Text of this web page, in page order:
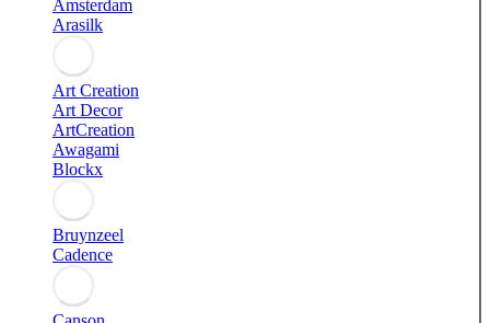
Amsterdam
Arasilk
Art Creation
Art Decor
ArtCreation
Awagami
Blockx
Bruynzeel
Cadence